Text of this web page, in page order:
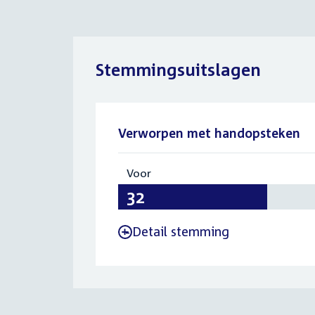
Stemmingsuitslagen
Verworpen met handopsteken
Voor
- Detail stemming